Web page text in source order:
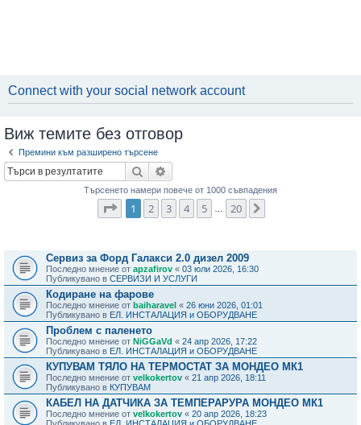
Connect with your social network account
Виж темите без отговор
Премини към разширено търсене
Търсене
Търсенето намери повече от 1000 съвпадения
Страница1 от
1 2 3 4 5 20
Сервиз за Форд Галакси 2.0 дизел 2009
Последно мнение от apzafirov « 03 юли 2026, 16:30
Публикувано в СЕРВИЗИ И УСЛУГИ
Кодиране на фарове
Последно мнение от baiharavel « 26 юни 2026, 01:01
Публикувано в ЕЛ. ИНСТАЛАЦИЯ и ОБОРУДВАНЕ
Проблем с паленето
Последно мнение от NiGGaVd « 24 апр 2026, 17:22
Публикувано в ЕЛ. ИНСТАЛАЦИЯ и ОБОРУДВАНЕ
КУПУВАМ ТЯЛО НА ТЕРМОСТАТ ЗА МОНДЕО МК1
Последно мнение от velkokertov « 21 апр 2026, 18:11
Публикувано в КУПУВАМ
КАБЕЛ НА ДАТЧИКА ЗА ТЕМПЕРАРУРА МОНДЕО МК1
Последно мнение от velkokertov « 20 апр 2026, 18:23